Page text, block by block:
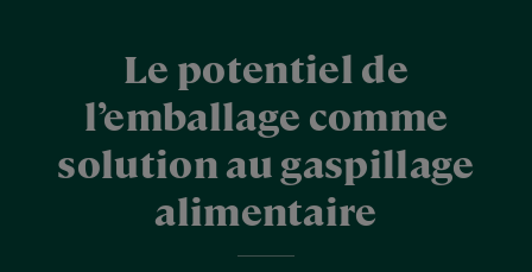
Le potentiel de
l’emballage comme
solution au gaspillage
alimentaire